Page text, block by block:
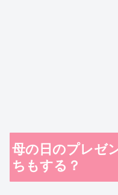
母の日のプレゼ
ちもする？